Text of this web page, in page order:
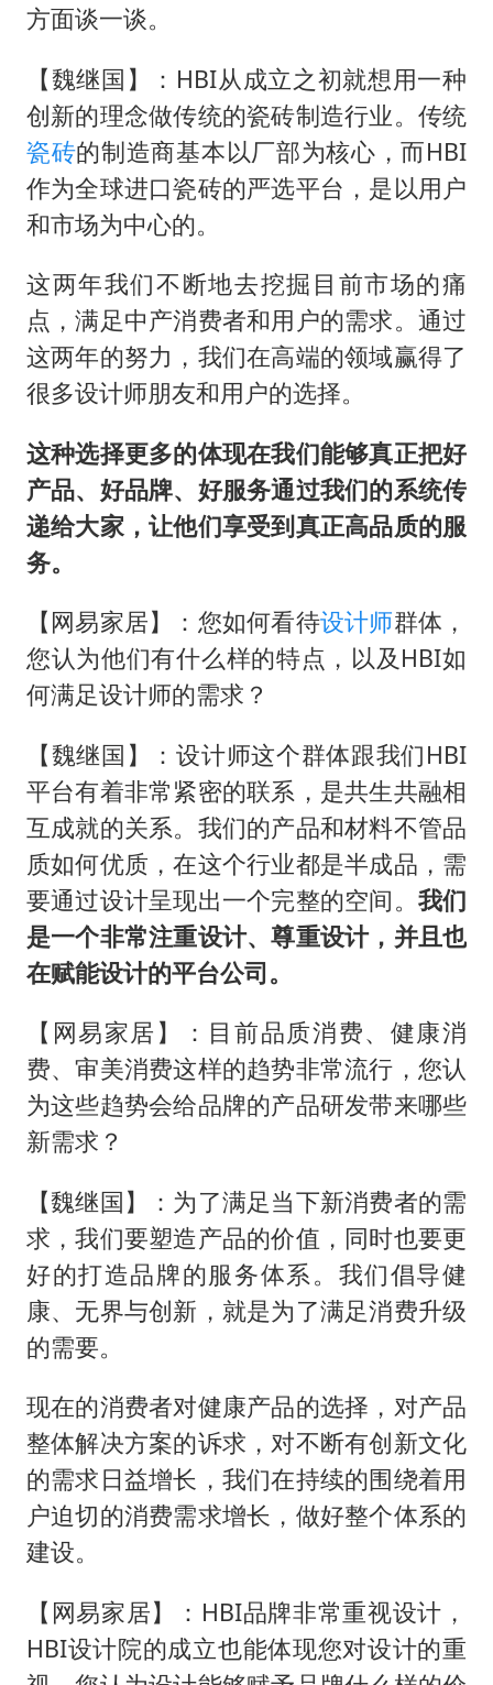
方面谈一谈。
【魏继国】：HBI从成立之初就想用一种
创新的理念做传统的瓷砖制造行业。传统
瓷砖的制造商基本以厂部为核心，而HBI
作为全球进口瓷砖的严选平台，是以用户
和市场为中心的。
这两年我们不断地去挖掘目前市场的痛
点，满足中产消费者和用户的需求。通过
这两年的努力，我们在高端的领域赢得了
很多设计师朋友和用户的选择。
这种选择更多的体现在我们能够真正把好
产品、好品牌、好服务通过我们的系统传
递给大家，让他们享受到真正高品质的服
务。
【网易家居】：您如何看待设计师群体，
您认为他们有什么样的特点，以及HBI如
何满足设计师的需求？
【魏继国】：设计师这个群体跟我们HBI
平台有着非常紧密的联系，是共生共融相
互成就的关系。我们的产品和材料不管品
质如何优质，在这个行业都是半成品，需
要通过设计呈现出一个完整的空间。 我们
是一个非常注重设计、尊重设计，并且也
在赋能设计的平台公司。
【网易家居】：目前品质消费、健康消
费、审美消费这样的趋势非常流行，您认
为这些趋势会给品牌的产品研发带来哪些
新需求？
【魏继国】：为了满足当下新消费者的需
求，我们要塑造产品的价值，同时也要更
好的打造品牌的服务体系。我们倡导健
康、无界与创新，就是为了满足消费升级
的需要。
现在的消费者对健康产品的选择，对产品
整体解决方案的诉求，对不断有创新文化
的需求日益增长，我们在持续的围绕着用
户迫切的消费需求增长，做好整个体系的
建设。
【网易家居】：HBI品牌非常重视设计，
HBI设计院的成立也能体现您对设计的重